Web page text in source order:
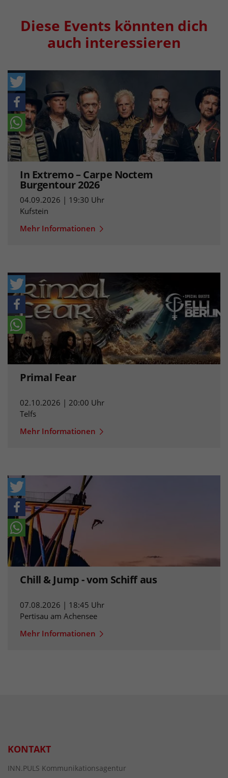
Diese Events könnten dich
auch interessieren
In Extremo – Carpe Noctem
Burgentour 2026
04.09.2026 | 19:30 Uhr
Kufstein
Mehr Informationen
Primal Fear
02.10.2026 | 20:00 Uhr
Telfs
Mehr Informationen
Chill & Jump - vom Schiff aus
07.08.2026 | 18:45 Uhr
Pertisau am Achensee
Mehr Informationen
KONTAKT
INN.PULS Kommunikationsagentur